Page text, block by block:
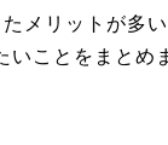
メリットが多
ことをまとめ